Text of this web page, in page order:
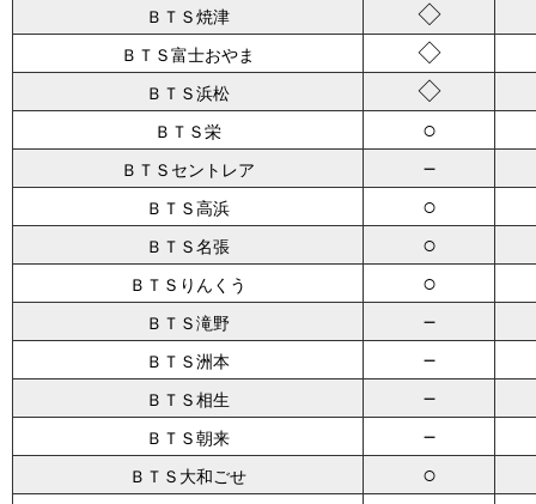
ＢＴＳ焼津 ◇
ＢＴＳ富士おやま ◇
ＢＴＳ浜松 ◇
ＢＴＳ栄 ○
ＢＴＳセントレア －
ＢＴＳ高浜 ○
ＢＴＳ名張 ○
ＢＴＳりんくう ○
ＢＴＳ滝野 －
ＢＴＳ洲本 －
ＢＴＳ相生 －
ＢＴＳ朝来 －
ＢＴＳ大和ごせ
○